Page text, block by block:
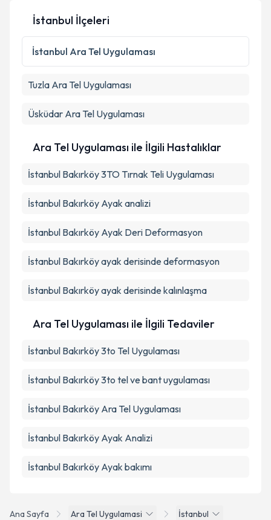
Ana Sayfa Ara Tel Uygulamasi
İstanbul
İstanbul İlçeleri
İstanbul Ara Tel Uygulaması
Tuzla Ara Tel Uygulaması
Üsküdar Ara Tel Uygulaması
Ara Tel Uygulaması ile İlgili Hastalıklar
İstanbul Bakırköy 3TO Tırnak Teli Uygulaması
İstanbul Bakırköy Ayak analizi
İstanbul Bakırköy Ayak Deri Deformasyon
İstanbul Bakırköy ayak derisinde deformasyon
İstanbul Bakırköy ayak derisinde kalınlaşma
Ara Tel Uygulaması ile İlgili Tedaviler
İstanbul Bakırköy 3to Tel Uygulaması
İstanbul Bakırköy 3to tel ve bant uygulaması
İstanbul Bakırköy Ara Tel Uygulaması
İstanbul Bakırköy Ayak Analizi
İstanbul Bakırköy Ayak bakımı